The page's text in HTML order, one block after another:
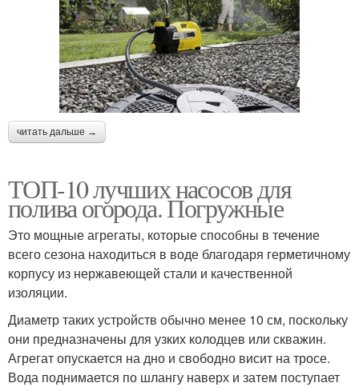
читать дальше →
ТОП-10 лучших насосов для
полива огорода. Погружные
Это мощные агрегаты, которые способны в течение
всего сезона находиться в воде благодаря герметичному
корпусу из нержавеющей стали и качественной
изоляции.
Диаметр таких устройств обычно менее 10 см, поскольку
они предназначены для узких колодцев или скважин.
Агрегат опускается на дно и свободно висит на тросе.
Вода поднимается по шлангу наверх и затем поступает